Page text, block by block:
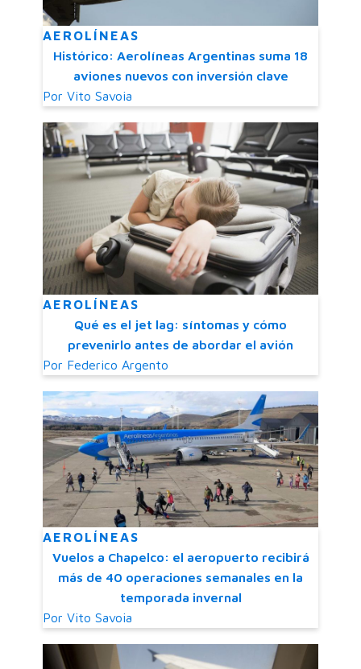
AEROLÍNEAS
Histórico: Aerolíneas Argentinas suma 18
aviones nuevos con inversión clave
Por Vito Savoia
AEROLÍNEAS
Qué es el jet lag: síntomas y cómo
prevenirlo antes de abordar el avión
Por Federico Argento
AEROLÍNEAS
Vuelos a Chapelco: el aeropuerto recibirá
más de 40 operaciones semanales en la
temporada invernal
Por Vito Savoia